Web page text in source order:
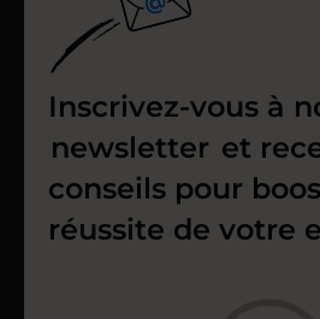
Inscrivez-vous à
newsletter et
conseils pour
réussite de votre